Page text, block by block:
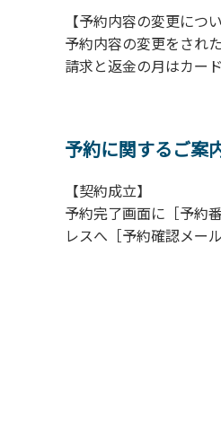
【常設テント利
１．全室禁煙です
２．動物（ペッ
【予約内容の変更につい
予約内容の変更をされ
請求と返金の月はカー
予約に関するご案
【契約成立】
予約完了画面に［予約
レスへ［予約確認メー